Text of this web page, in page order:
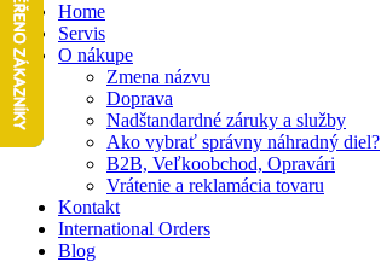
Home
Servis
O nákupe
Zmena názvu
Doprava
Nadštandardné záruky a služby
Ako vybrať správny náhradný diel?
B2B, Veľkoobchod, Opravári
Vrátenie a reklamácia tovaru
Kontakt
International Orders
Blog